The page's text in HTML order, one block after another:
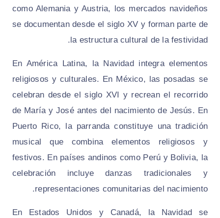
como Alemania y Austria, los mercados navideños
se documentan desde el siglo XV y forman parte de
la estructura cultural de la festividad.
En América Latina, la Navidad integra elementos
religiosos y culturales. En México, las posadas se
celebran desde el siglo XVI y recrean el recorrido
de María y José antes del nacimiento de Jesús. En
Puerto Rico, la parranda constituye una tradición
musical que combina elementos religiosos y
festivos. En países andinos como Perú y Bolivia, la
celebración incluye danzas tradicionales y
representaciones comunitarias del nacimiento.
En Estados Unidos y Canadá, la Navidad se